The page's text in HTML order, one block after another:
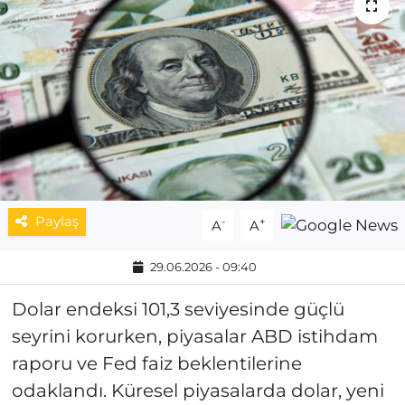
Paylaş A- A+
29.06.2026 - 09:40
Dolar endeksi 101,3 seviyesinde güçlü
seyrini korurken, piyasalar ABD istihdam
raporu ve Fed faiz beklentilerine
odaklandı. Küresel piyasalarda dolar, yeni
MAGAZİN
ESKİŞEHİRSPOR